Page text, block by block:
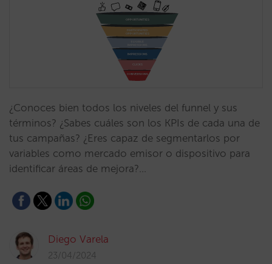
¿Conoces bien todos los niveles del funnel y sus
términos? ¿Sabes cuáles son los KPIs de cada una de
tus campañas? ¿Eres capaz de segmentarlos por
variables como mercado emisor o dispositivo para
identificar áreas de mejora?…
Diego Varela
23/04/2024